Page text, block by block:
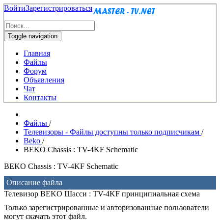
ВойтиЗарегистрироваться
Toggle navigation
Главная
Файлы
Форум
Объявления
Чат
Контакты
Файлы /
Телевизоры - Файлы доступны только подписчикам /
Beko /
BEKO Chassis : TV-4KF Schematic
BEKO Chassis : TV-4KF Schematic
Описание файла
Телевизор BEKO Шасси : TV-4KF принципиальная схема
Только зарегистрированные и авторизованные пользователи
могут скачать этот файл.